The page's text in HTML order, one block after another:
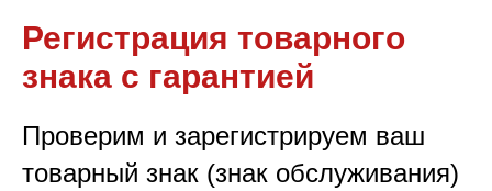
Регистрация товарного
знака с гарантией
Проверим и зарегистрируем ваш
товарный знак (знак обслуживания)